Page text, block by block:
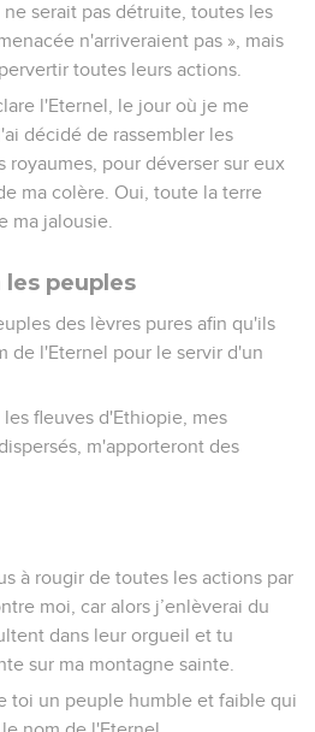
serait pas détruite, toutes les
n'arriveraient pas », mais
toutes leurs actions.
l'Eternel, le jour où je me
décidé de rassembler les
royaumes, pour déverser sur eux
ma colère. Oui, toute la terre
ma jalousie.
peuples
des lèvres pures afin qu'ils
de l'Eternel pour le servir d'un
fleuves d'Ethiopie, mes
m'apporteront des
à rougir de toutes les actions par
moi, car alors j’enlèverai du
dans leur orgueil et tu
sur ma montagne sainte.
toi un peuple humble et faible qui